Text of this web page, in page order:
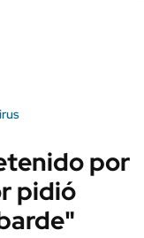
por
pidió